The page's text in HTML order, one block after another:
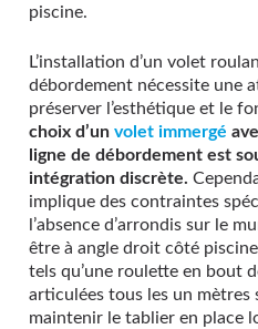
piscine.
L’installation d’un volet
débordement nécessite une
préserver l’esthétique et le
choix d’un volet immergé
ligne de débordement est
intégration discrète.
implique des contraintes
l’absence d’arrondis sur le
être à angle droit côté
tels qu’une roulette en bout
articulées tous les un
maintenir le tablier en place